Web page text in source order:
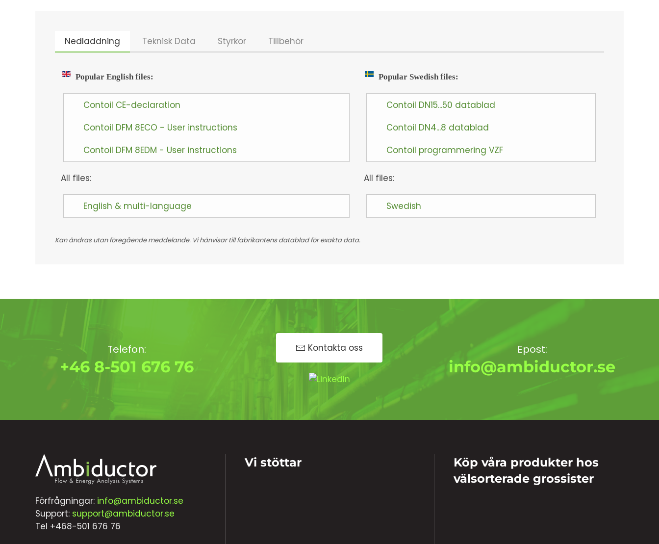
Nedladdning Teknisk Data Styrkor Tillbehör
Popular English files:
Contoil CE-declaration
Contoil DFM 8ECO - User instructions
Contoil DFM 8EDM - User instructions
All files:
English & multi-language
Popular Swedish files:
Contoil DN15...50 datablad
Contoil DN4...8 datablad
Contoil programmering VZF
All files:
Swedish
Kan ändras utan föregående meddelande. Vi hänvisar till fabrikantens datablad för exakta data.
Telefon:
+46 8-501 676 76
Kontakta oss Epost:
info@ambiductor.se
Förfrågningar: info@ambiductor.se
Support: support@ambiductor.se
Tel +468-501 676 76
Vi stöttar
Köp våra produkter hos
välsorterade grossister